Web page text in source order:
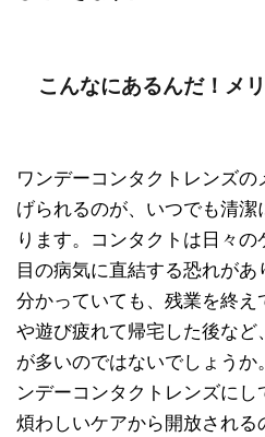
こんなにあるんだ！メ
ワンデーコンタクトレンズ
げられるのが、いつでも清
ります。コンタクトは日々の
目の病気に直結する恐れが
分かっていても、残業を終え
や遊び疲れて帰宅した後な
が多いのではないでしょうか
ンデーコンタクトレンズに
煩わしいケアから開放され